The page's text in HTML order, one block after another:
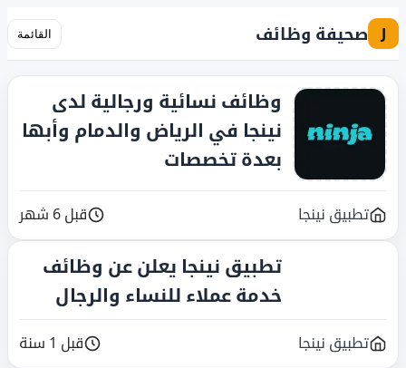
J صحيفة وظائف القائمة
وظائف نسائية ورجالية لدى
نينجا في الرياض والدمام وأبها
بعدة تخصصات
تطبيق نينجا قبل 6 شهر
تطبيق نينجا يعلن عن وظائف
خدمة عملاء للنساء والرجال
تطبيق نينجا قبل 1 سنة